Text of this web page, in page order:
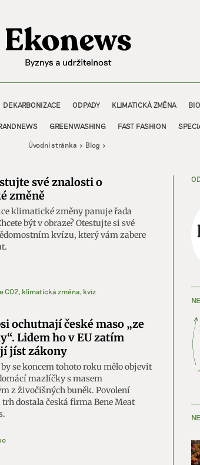
DEKARBONIZACE ODPADY KLIMATICKÁ ZMĚNA
GREENWASHING FAST FASHION
Úvodní stránka Blog
své znalosti o
změně
klimatické změny panuje řada
být v obraze? Otestujte si své
kvízu, který vám zabere
CO2, klimatická změna, kvíz
ochutnají české maso „ze
Lidem ho v EU zatím
jíst zákony
by se koncem tohoto roku mělo objevit
mazlíčky s masem
z živočišných buněk. Povolení
dostala česká firma Bene Meat